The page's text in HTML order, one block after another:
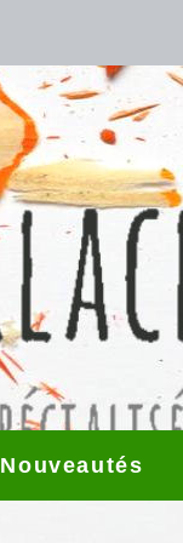
Nouveautés